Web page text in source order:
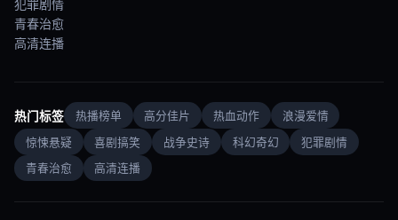
犯罪剧情
青春治愈
高清连播
热门标签 热播榜单 高分佳片 热血动作
浪漫爱情
惊悚悬疑
喜剧搞笑 战争史诗 科幻奇幻
犯罪剧情
青春治愈
高清连播